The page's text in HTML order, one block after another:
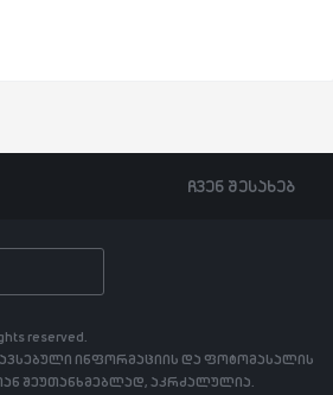
ჩვენ შესახებ
reserved.
ინფორმაციის და ფოტომასალის
შეუთანხმებლად, აკრძალულია.